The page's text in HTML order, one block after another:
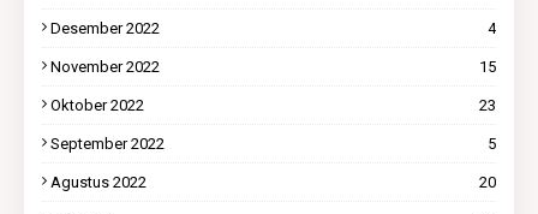
Desember 2022 4
November 2022 15
Oktober 2022 23
September 2022 5
Agustus 2022 20